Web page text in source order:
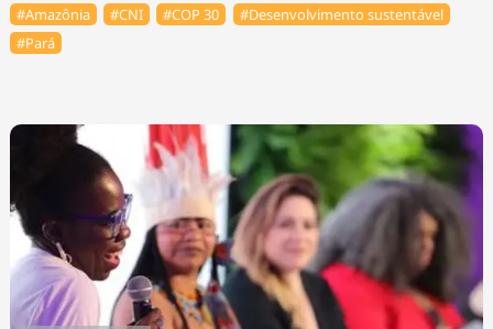
#Amazônia #CNI #COP 30
#Desenvolvimento sustentável
#Pará